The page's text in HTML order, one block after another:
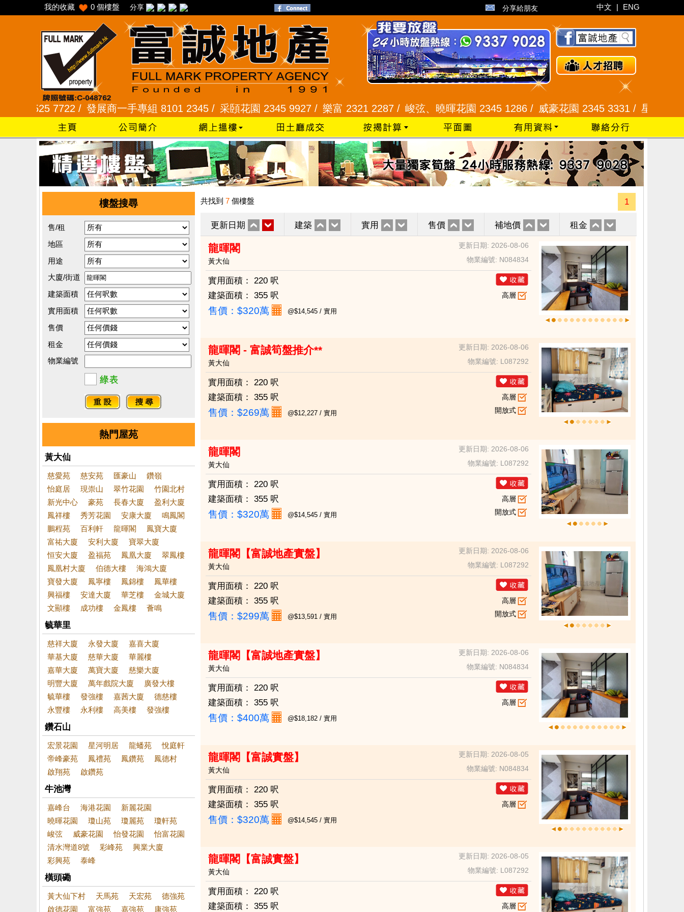
我的收藏 0 個樓盤 分享 分享給朋友 中文 | ENG
7722 /發展商一手專組 8101 2345 /采頣花園 2345 9927 /樂富 2321 2287 /峻弦、曉暉花園 2345 1286 /威豪花園 2345 3331 /星河明居、悅
樓盤搜尋
售/租
地區
用途
大廈/街道
建築面積
實用面積
售價
租金
物業編號
熱門屋苑
黃大仙
慈愛苑 慈安苑 匯豪山
鑽嶺
怡庭居
現崇山 翠竹花園
竹園北村
新光中心
豪苑 長春大廈
盈利大廈
鳳祥樓
秀芳花園 安康大廈
鳴鳳閣
鵬程苑
百利軒 龍暉閣
鳳寶大廈
富祐大廈
安利大廈
寶翠大廈
恒安大廈
盈福苑 鳳凰大廈
翠鳳樓
鳳凰村大廈
伯德大樓
海鴻大廈
寶發大廈
鳳寧樓 鳳錦樓
鳳華樓
興福樓
安達大廈 華芝樓
金城大廈
文顯樓
成功樓 金鳳樓 薈鳴
毓華里
慈祥大廈 永發大廈
嘉喜大廈
華基大廈
慈華大廈
華麗樓
嘉華大廈
萬寶大廈
慈樂大廈
明豐大廈
萬年戲院大廈
廣發大樓
毓華樓
發強樓 嘉茜大廈
德慈樓
永豐樓
永利樓 高美樓 發強樓
鑽石山
宏景花園 星河明居 龍蟠苑
悅庭軒
帝峰豪苑
鳳禮苑 鳳鑽苑
鳳德村
啟翔苑
啟鑽苑
牛池灣
嘉峰台 海港花園
新麗花園
曉暉花園
瓊山苑 瓊麗苑
瓊軒苑
峻弦
威豪花園 怡發花園
怡富花園
清水灣道8號
彩峰苑
興業大廈
彩興苑
泰峰
橫頭磡
黃大仙下村 天馬苑 天宏苑
德強苑
啟德花園
富強苑 嘉強苑 康強苑
共找到 7 個樓盤 1
更新日期 建築 實用 售價 補地價 租金
龍暉閣
更新日期: 2026-08-06
黃大仙
物業編號: N084834
實用面積：
220 呎
建築面積：
355 呎
售價： $320萬 @$14,545 / 實用
高層
龍暉閣 - 富誠筍盤推介**
更新日期: 2026-08-06
黃大仙
物業編號: L087292
實用面積：
220 呎
建築面積：
355 呎
售價： $269萬 @$12,227 / 實用
高層
開放式
龍暉閣
更新日期: 2026-08-06
黃大仙
物業編號: L087292
實用面積：
220 呎
建築面積：
355 呎
售價： $320萬 @$14,545 / 實用
高層
開放式
龍暉閣【富誠地產實盤】
更新日期: 2026-08-06
黃大仙
物業編號: L087292
實用面積：
220 呎
建築面積：
355 呎
售價： $299萬 @$13,591 / 實用
高層
開放式
龍暉閣【富誠地產實盤】
更新日期: 2026-08-06
黃大仙
物業編號: N084834
實用面積：
220 呎
建築面積：
355 呎
售價： $400萬 @$18,182 / 實用
高層
龍暉閣【富誠實盤】
更新日期: 2026-08-05
黃大仙
物業編號: N084834
實用面積：
220 呎
建築面積：
355 呎
售價： $320萬 @$14,545 / 實用
高層
龍暉閣【富誠實盤】
更新日期: 2026-08-05
黃大仙
物業編號: L087292
實用面積：
220 呎
建築面積：
355 呎 高層